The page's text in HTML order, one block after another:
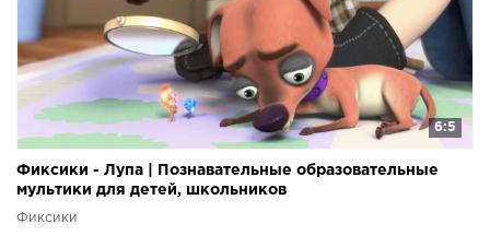
6:5
Фиксики - Лупа | Познавательные образовательные
мультики для детей, школьников
Фиксики